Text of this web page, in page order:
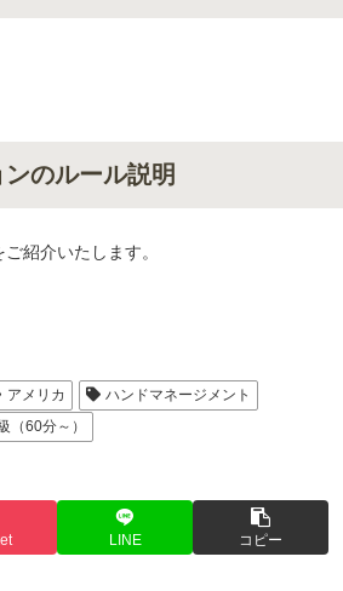
のルール説明
紹介いたします。
アメリカ
ハンドマネージメント
（60分～）
LINE コピー